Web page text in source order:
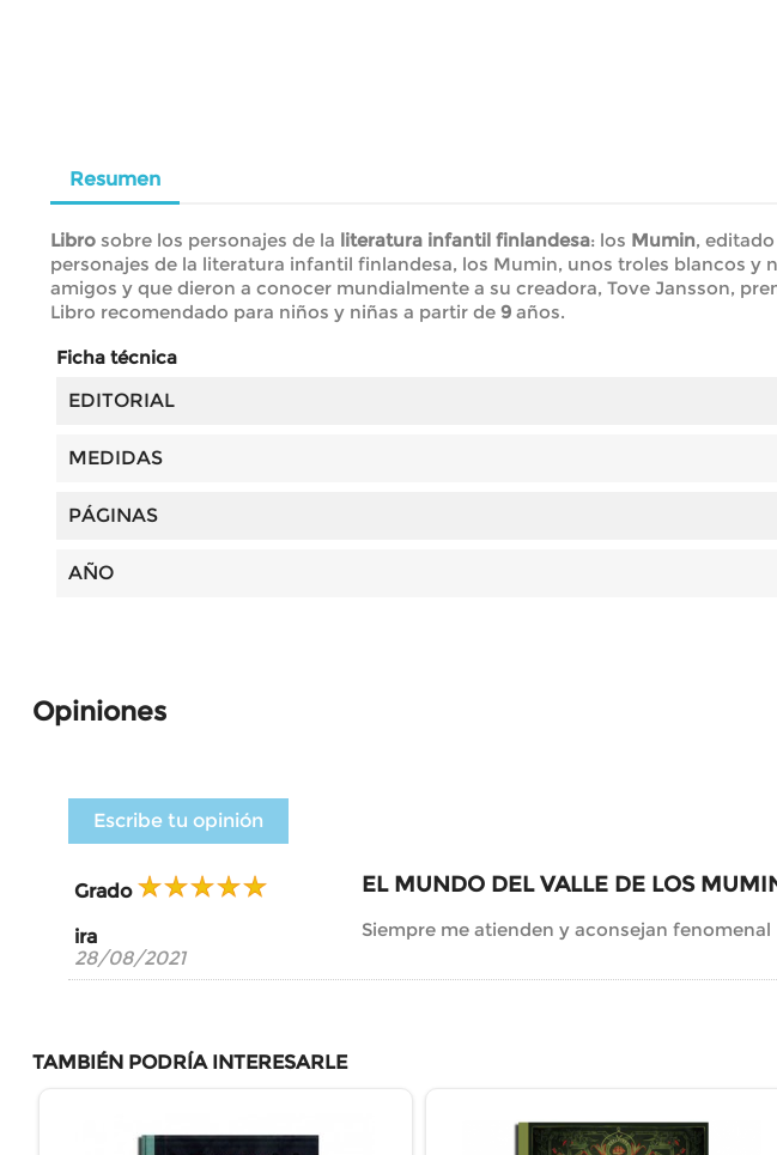
Resumen
Libro sobre los personajes de la literatura infantil finlandesa: los Mumin,
personajes de la literatura infantil finlandesa, los Mumin, unos troles blancos
amigos y que dieron a conocer mundialmente a su creadora, Tove Jansson,
Libro recomendado para niños y niñas a partir de 9 años.
Ficha técnica
EDITORIAL
MEDIDAS
PÁGINAS
AÑO
Opiniones
Escribe tu opinión
Grado
ira
28/08/2021
EL MUNDO DEL VALLE DE LOS
Siempre me atienden y aconsejan fenomenal
TAMBIÉN PODRÍA INTERESARLE